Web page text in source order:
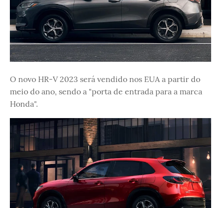
O novo HR-V 2023 será vendido nos EUA a partir do
meio do ano, sendo a "porta de entrada para a marca
Honda".